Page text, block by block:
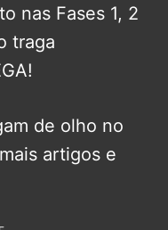
nas Fases 1, 2
traga
de olho no
artigos e